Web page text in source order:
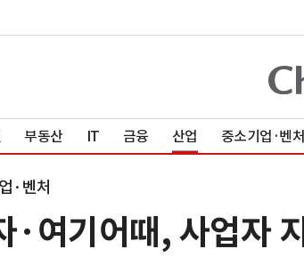
부동산 IT 금융 산업 중소기업·벤처
·벤처
·여기어때, 사업자